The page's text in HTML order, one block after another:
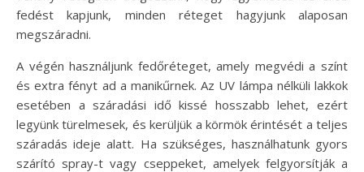
fedést kapjunk, minden réteget hagyjunk alaposan
megszáradni.
A végén használjunk fedőréteget, amely megvédi a színt
és extra fényt ad a manikűrnek. Az UV lámpa nélküli lakkok
esetében a száradási idő kissé hosszabb lehet, ezért
legyünk türelmesek, és kerüljük a körmök érintését a teljes
száradás ideje alatt. Ha szükséges, használhatunk gyors
szárító spray-t vagy cseppeket, amelyek felgyorsítják a